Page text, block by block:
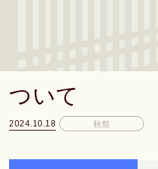
ついて
2024.10.18 秋祭